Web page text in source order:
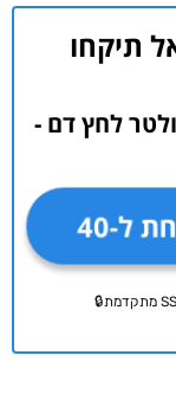
תיקחו
לחץ דם -
ל-40